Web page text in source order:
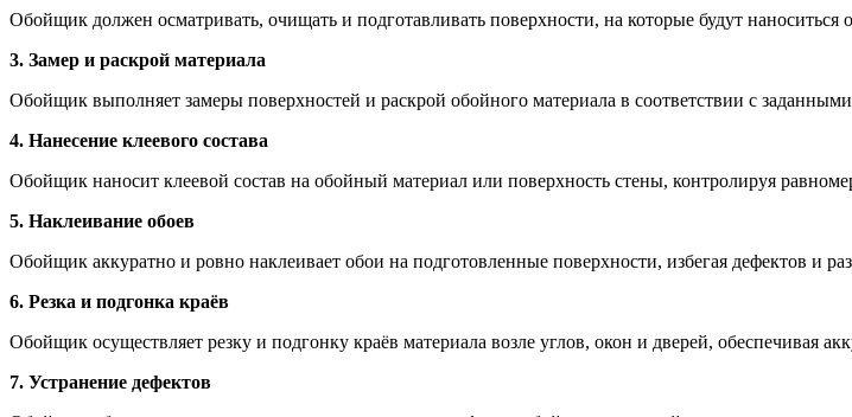
Обойщик должен осматривать, очищать и подготавливать поверхности, на которые будут наноситься
3. Замер и раскрой материала
Обойщик выполняет замеры поверхностей и раскрой обойного материала в соответствии с
4. Нанесение клеевого состава
Обойщик наносит клеевой состав на обойный материал или поверхность стены, контролируя
5. Наклеивание обоев
Обойщик аккуратно и ровно наклеивает обои на подготовленные поверхности, избегая дефектов и
6. Резка и подгонка краёв
Обойщик осуществляет резку и подгонку краёв материала возле углов, окон и дверей, обеспечивая
7. Устранение дефектов